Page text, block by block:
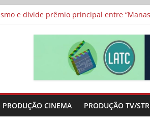
adaptação brasileira de
e divide prêmio principal entre
Cinema
de escolas públicas
PRODUÇÃO CINEMA PRODUÇÃO TV/